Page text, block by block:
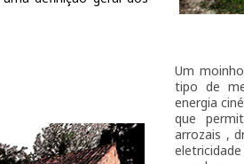
Um
tipo de
energia
que
arrozais ,